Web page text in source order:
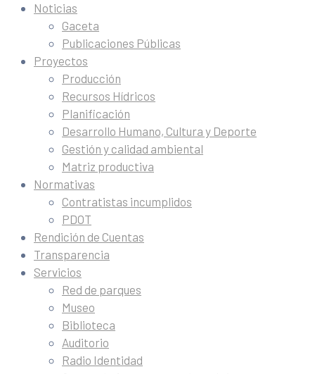
Noticias
Gaceta
Publicaciones Públicas
Proyectos
Producción
Recursos Hídricos
Planificación
Desarrollo Humano, Cultura y Deporte
Gestión y calidad ambiental
Matriz productiva
Normativas
Contratistas incumplidos
PDOT
Rendición de Cuentas
Transparencia
Servicios
Red de parques
Museo
Biblioteca
Auditorio
Radio Identidad